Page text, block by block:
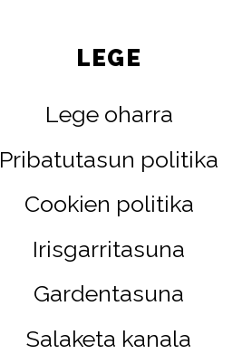
LEGE
Lege oharra
Pribatutasun politika
Cookien politika
Irisgarritasuna
Gardentasuna
Salaketa kanala